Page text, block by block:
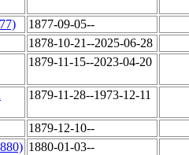
1877-09-05--
1878-10-21--2025-06-28
1879-11-15--2023-04-20
1879-11-28--1973-12-11
1879-12-10--
1880-01-03--